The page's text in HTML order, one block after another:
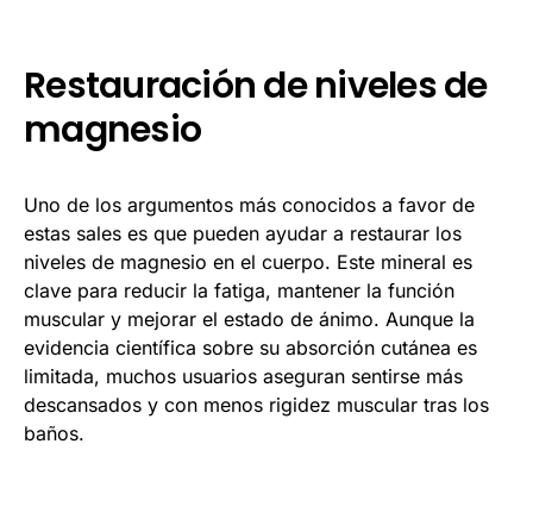
Restauración de niveles de
magnesio
Uno de los argumentos más conocidos a favor de
estas sales es que pueden ayudar a restaurar los
niveles de magnesio en el cuerpo. Este mineral es
clave para reducir la fatiga, mantener la función
muscular y mejorar el estado de ánimo. Aunque la
evidencia científica sobre su absorción cutánea es
limitada, muchos usuarios aseguran sentirse más
descansados y con menos rigidez muscular tras los
baños.